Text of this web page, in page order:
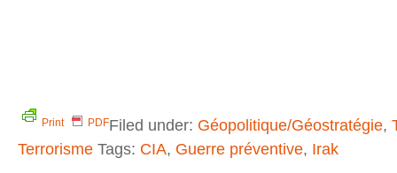
Print PDFFiled under: Géopolitique/Géostratégie,
Terrorisme Tags: CIA, Guerre préventive, Irak